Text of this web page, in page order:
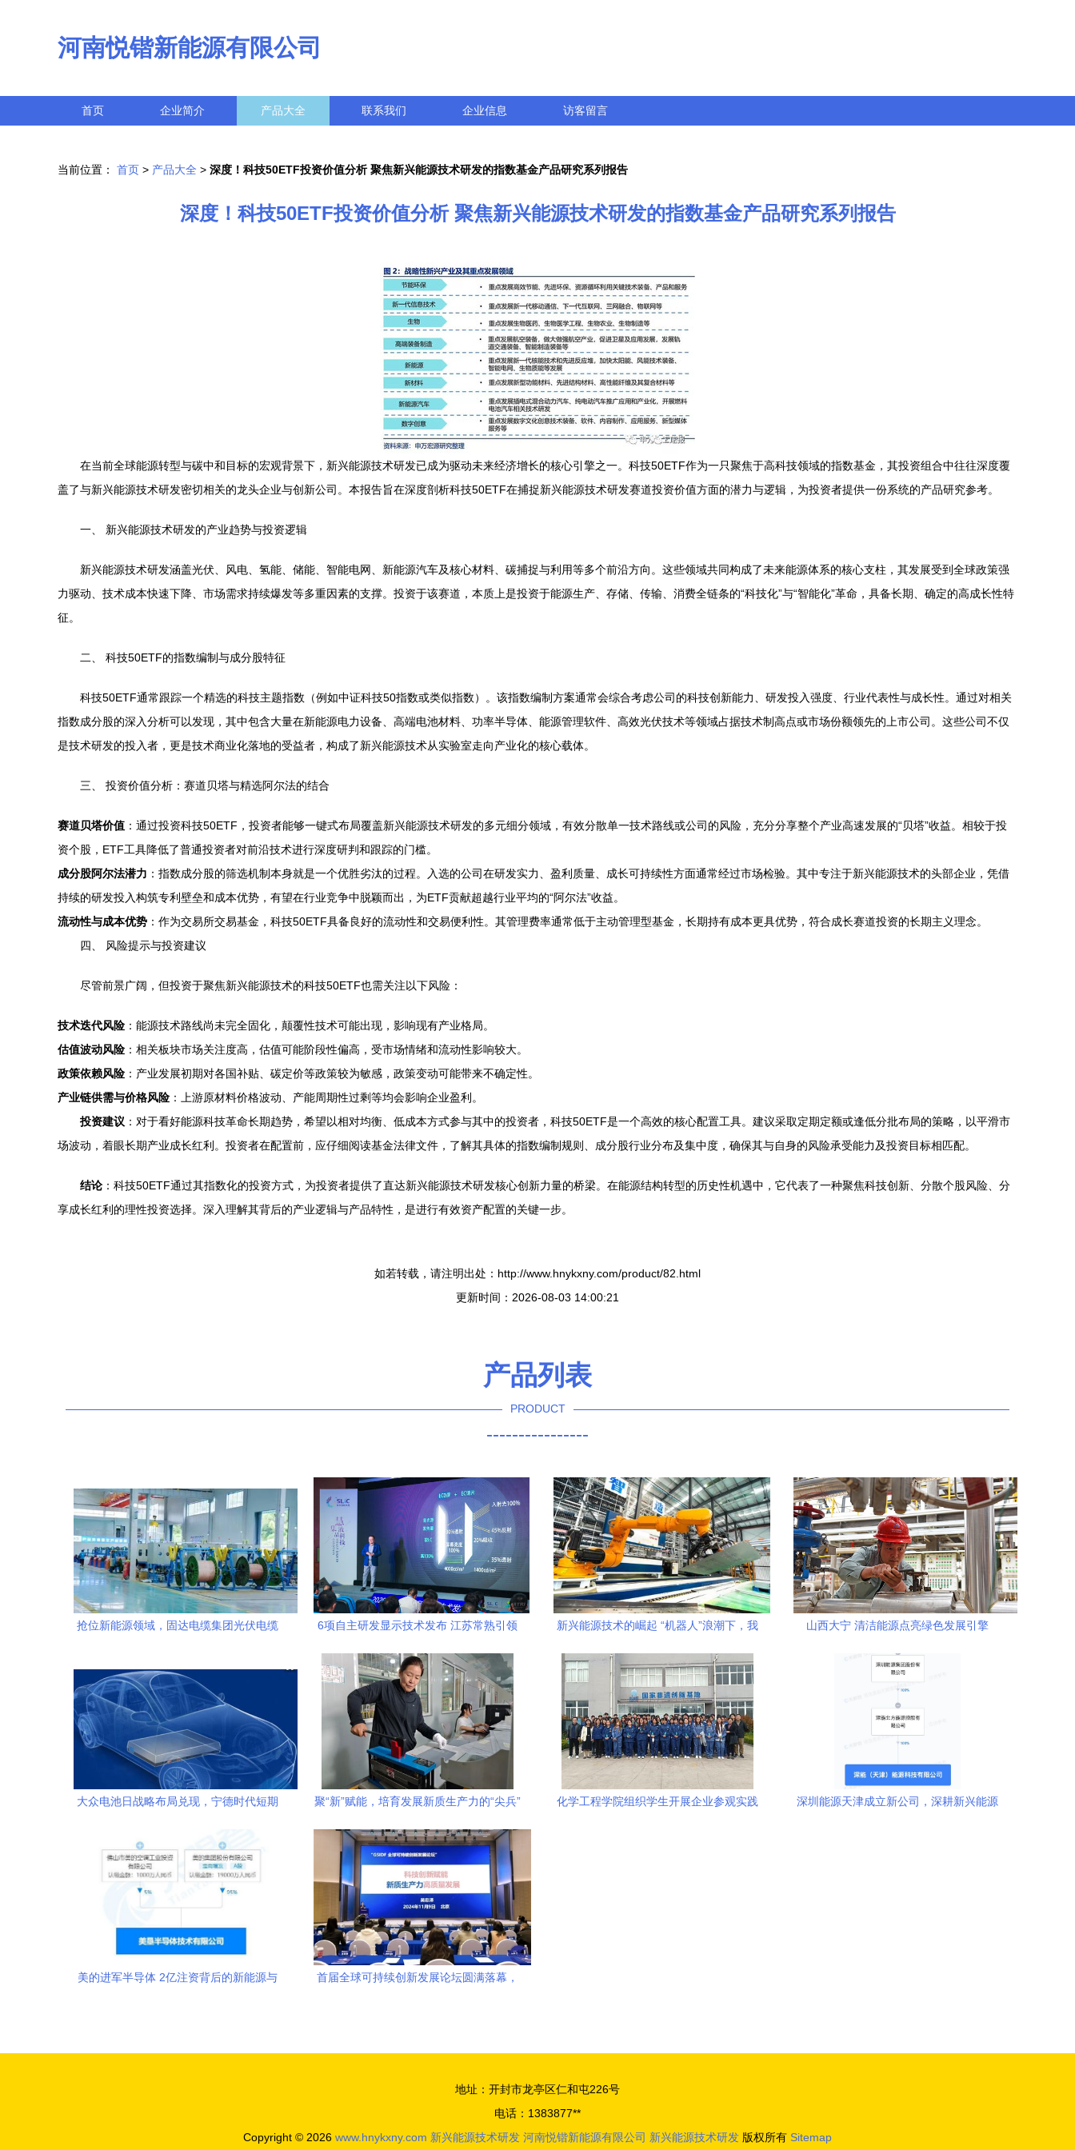
河南悦锴新能源有限公司
首页 企业简介 产品大全 联系我们 企业信息 访客留言
当前位置： 首页 > 产品大全 > 深度！科技50ETF投资价值分析 聚焦新兴能源技术研发的指数基金产品研究系列报告
深度！科技50ETF投资价值分析 聚焦新兴能源技术研发的指数基金产品研究系列报告
在当前全球能源转型与碳中和目标的宏观背景下，新兴能源技术研发已成为驱动未来经济增长的核心引擎之一。科技50ETF作为一只聚焦于高科技领域的指数基金，其投资组合中往往深度覆
盖了与新兴能源技术研发密切相关的龙头企业与创新公司。本报告旨在深度剖析科技50ETF在捕捉新兴能源技术研发赛道投资价值方面的潜力与逻辑，为投资者提供一份系统的产品研究参考。
一、 新兴能源技术研发的产业趋势与投资逻辑
新兴能源技术研发涵盖光伏、风电、氢能、储能、智能电网、新能源汽车及核心材料、碳捕捉与利用等多个前沿方向。这些领域共同构成了未来能源体系的核心支柱，其发展受到全球政策强
力驱动、技术成本快速下降、市场需求持续爆发等多重因素的支撑。投资于该赛道，本质上是投资于能源生产、存储、传输、消费全链条的“科技化”与“智能化”革命，具备长期、确定的高成长性特
征。
二、 科技50ETF的指数编制与成分股特征
科技50ETF通常跟踪一个精选的科技主题指数（例如中证科技50指数或类似指数）。该指数编制方案通常会综合考虑公司的科技创新能力、研发投入强度、行业代表性与成长性。通过对相关
指数成分股的深入分析可以发现，其中包含大量在新能源电力设备、高端电池材料、功率半导体、能源管理软件、高效光伏技术等领域占据技术制高点或市场份额领先的上市公司。这些公司不仅
是技术研发的投入者，更是技术商业化落地的受益者，构成了新兴能源技术从实验室走向产业化的核心载体。
三、 投资价值分析：赛道贝塔与精选阿尔法的结合
赛道贝塔价值 ：通过投资科技50ETF，投资者能够一键式布局覆盖新兴能源技术研发的多元细分领域，有效分散单一技术路线或公司的风险，充分分享整个产业高速发展的“贝塔”收益。相较于投
资个股，ETF工具降低了普通投资者对前沿技术进行深度研判和跟踪的门槛。
成分股阿尔法潜力 ：指数成分股的筛选机制本身就是一个优胜劣汰的过程。入选的公司在研发实力、盈利质量、成长可持续性方面通常经过市场检验。其中专注于新兴能源技术的头部企业，凭借
持续的研发投入构筑专利壁垒和成本优势，有望在行业竞争中脱颖而出，为ETF贡献超越行业平均的“阿尔法”收益。
流动性与成本优势 ：作为交易所交易基金，科技50ETF具备良好的流动性和交易便利性。其管理费率通常低于主动管理型基金，长期持有成本更具优势，符合成长赛道投资的长期主义理念。
四、 风险提示与投资建议
尽管前景广阔，但投资于聚焦新兴能源技术的科技50ETF也需关注以下风险：
技术迭代风险 ：能源技术路线尚未完全固化，颠覆性技术可能出现，影响现有产业格局。
估值波动风险 ：相关板块市场关注度高，估值可能阶段性偏高，受市场情绪和流动性影响较大。
政策依赖风险 ：产业发展初期对各国补贴、碳定价等政策较为敏感，政策变动可能带来不确定性。
产业链供需与价格风险 ：上游原材料价格波动、产能周期性过剩等均会影响企业盈利。
投资建议 ：对于看好能源科技革命长期趋势，希望以相对均衡、低成本方式参与其中的投资者，科技50ETF是一个高效的核心配置工具。建议采取定期定额或逢低分批布局的策略，以平滑市
场波动，着眼长期产业成长红利。投资者在配置前，应仔细阅读基金法律文件，了解其具体的指数编制规则、成分股行业分布及集中度，确保其与自身的风险承受能力及投资目标相匹配。
结论 ：科技50ETF通过其指数化的投资方式，为投资者提供了直达新兴能源技术研发核心创新力量的桥梁。在能源结构转型的历史性机遇中，它代表了一种聚焦科技创新、分散个股风险、分
享成长红利的理性投资选择。深入理解其背后的产业逻辑与产品特性，是进行有效资产配置的关键一步。
如若转载，请注明出处：http://www.hnykxny.com/product/82.html
更新时间：2026-08-03 14:00:21
产品列表
PRODUCT
----------------
抢位新能源领域，固达电缆集团光伏电缆
6项自主研发显示技术发布 江苏常熟引领
新兴能源技术的崛起 “机器人”浪潮下，我
山西大宁 清洁能源点亮绿色发展引擎
大众电池日战略布局兑现，宁德时代短期
聚“新”赋能，培育发展新质生产力的“尖兵”
化学工程学院组织学生开展企业参观实践
深圳能源天津成立新公司，深耕新兴能源
美的进军半导体 2亿注资背后的新能源与
首届全球可持续创新发展论坛圆满落幕，
地址：开封市龙亭区仁和屯226号
电话：1383877**
Copyright © 2026 www.hnykxny.com 新兴能源技术研发 河南悦锴新能源有限公司 新兴能源技术研发 版权所有 Sitemap